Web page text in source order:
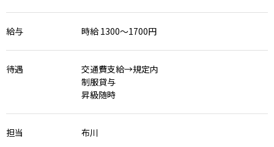
給与 時給 1300〜1700円
待遇
交通費支給→規定内
制服貸与
昇級随時
担当 布川